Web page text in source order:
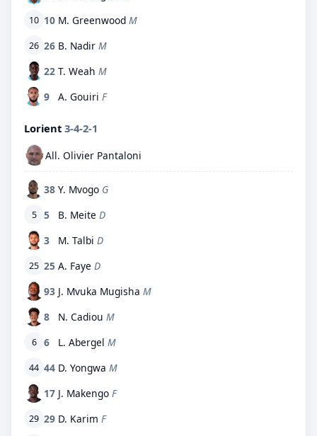
10 10 M. Greenwood M
26 26 B. Nadir M
22 T. Weah M
9
A. Gouiri F
Lorient 3-4-2-1
All. Olivier Pantaloni
38 Y. Mvogo G
5 5 B. Meite D
3
M. Talbi D
25 25 A. Faye D
93 J. Mvuka Mugisha M
8
N. Cadiou M
6 6 L. Abergel M
44 44 D. Yongwa M
17 J. Makengo F
29 29 D. Karim F